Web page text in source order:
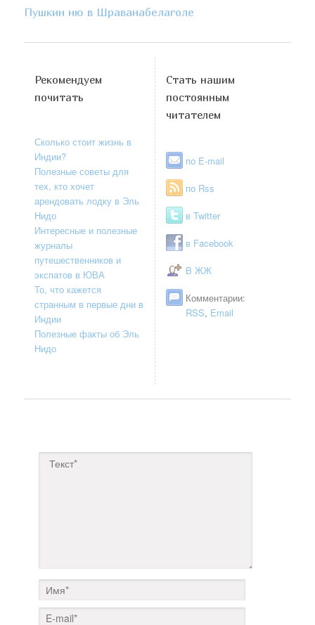
Пушкин ню в Шраванабелаголе
Рекомендуем
почитать
Сколько стоит жизнь в
Индии?
Полезные советы для
тех, кто хочет
арендовать лодку в Эль
Нидо
Интересные и полезные
журналы
путешественников и
экспатов в ЮВА
То, что кажется
странным в первые дни в
Индии
Полезные факты об Эль
Нидо
Стать нашим
постоянным
читателем
по E-mail
по Rss
в Twitter
в Facebook
В ЖЖ
Комментарии:
RSS, Email